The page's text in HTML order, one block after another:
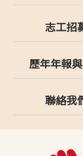
志工招
歷年年報
聯絡我